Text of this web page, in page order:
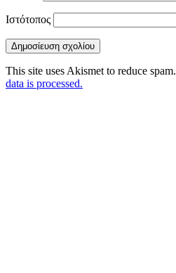
Ιστότοπος
This site uses Akismet to reduce spam.
data is processed.